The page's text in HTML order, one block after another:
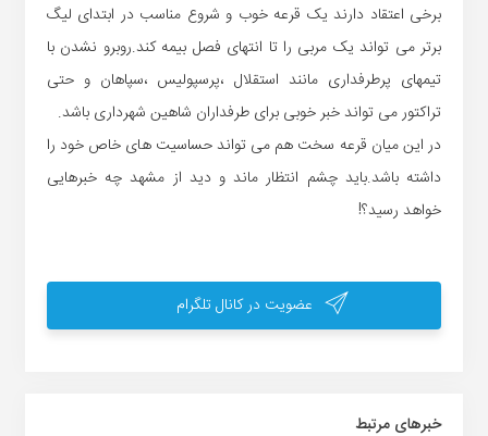
برخی اعتقاد دارند یک قرعه خوب و شروع مناسب در ابتدای لیگ
برتر می تواند یک مربی را تا انتهای فصل بیمه کند.روبرو نشدن با
تیمهای پرطرفداری مانند استقلال ،پرسپولیس ،سپاهان و حتی
تراکتور می تواند خبر خوبی برای طرفداران شاهین شهرداری باشد.
در این میان قرعه سخت هم می تواند حساسیت های خاص خود را
داشته باشد.باید چشم انتظار ماند و دید از مشهد چه خبرهایی
خواهد رسید؟!
عضویت در کانال تلگرام
خبر‌های مرتبط